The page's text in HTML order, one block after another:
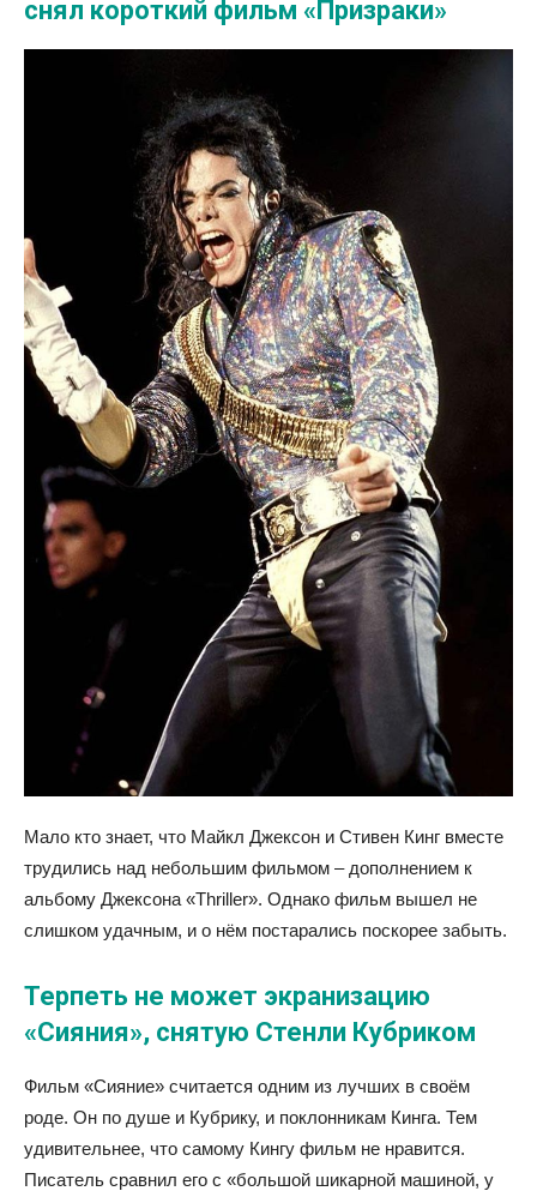
снял короткий фильм «Призраки»
Мало кто знает, что Майкл Джексон и Стивен Кинг вместе
трудились над небольшим фильмом – дополнением к
альбому Джексона «Thriller». Однако фильм вышел не
слишком удачным, и о нём постарались поскорее забыть.
Терпеть не может экранизацию
«Сияния», снятую Стенли Кубриком
Фильм «Сияние» считается одним из лучших в своём
роде. Он по душе и Кубрику, и поклонникам Кинга. Тем
удивительнее, что самому Кингу фильм не нравится.
Писатель сравнил его с «большой шикарной машиной, у